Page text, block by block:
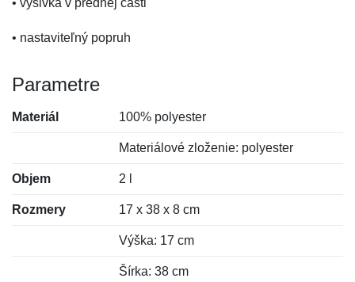
• výšivka v prednej časti
• nastaviteľný popruh
Parametre
Materiál 100% polyester
Materiálové zloženie: polyester
Objem 2 l
Rozmery 17 x 38 x 8 cm
Výška: 17 cm
Šírka: 38 cm